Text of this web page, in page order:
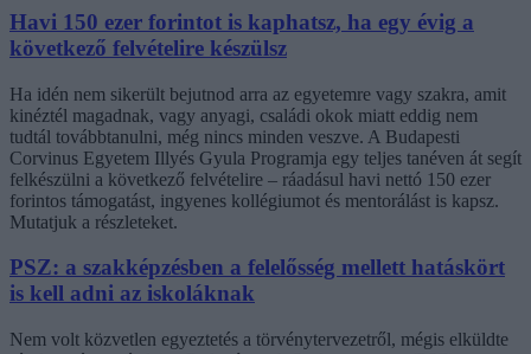
Havi 150 ezer forintot is kaphatsz, ha egy évig a
következő felvételire készülsz
Ha idén nem sikerült bejutnod arra az egyetemre vagy szakra, amit
kinéztél magadnak, vagy anyagi, családi okok miatt eddig nem
tudtál továbbtanulni, még nincs minden veszve. A Budapesti
Corvinus Egyetem Illyés Gyula Programja egy teljes tanéven át segít
felkészülni a következő felvételire – ráadásul havi nettó 150 ezer
forintos támogatást, ingyenes kollégiumot és mentorálást is kapsz.
Mutatjuk a részleteket.
PSZ: a szakképzésben a felelősség mellett hatáskört
is kell adni az iskoláknak
Nem volt közvetlen egyeztetés a törvénytervezetről, mégis elküldte